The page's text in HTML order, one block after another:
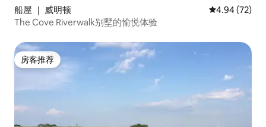
船屋 ｜ 威明顿 平均评分
4.94 (72)
The Cove Riverwalk别墅的愉悦体验
房客推荐
房客推荐